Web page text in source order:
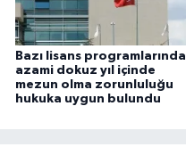
Bazı lisans programlarında
azami dokuz yıl içinde
mezun olma zorunluluğu
hukuka uygun bulundu